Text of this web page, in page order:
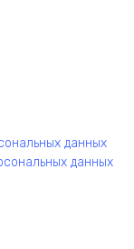
данных
данных